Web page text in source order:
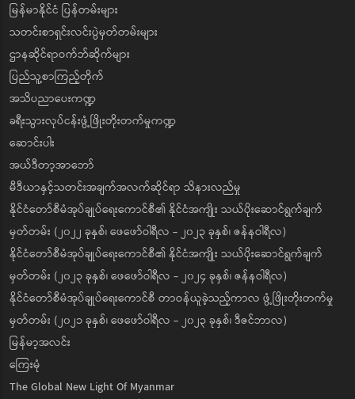
မြန်မာနိုင်ငံ ပြန်တမ်းများ
သတင်းစာရှင်းလင်းပွဲမှတ်တမ်းများ
ဌာနဆိုင်ရာဝက်ဘ်ဆိုက်များ
ပြည်သူ့စာကြည့်တိုက်
အသိပညာပေးကဏ္ဍ
ခရီးသွားလုပ်ငန်းဖွံ့ဖြိုးတိုးတက်မှုကဏ္ဍ
ဆောင်းပါး
အယ်ဒီတာ့အာဘော်
မီဒီယာနှင့်သတင်းအချက်အလက်ဆိုင်ရာ သိနားလည်မှု
နိုင်ငံတော်စီမံအုပ်ချုပ်ရေးကောင်စီ၏ နိုင်ငံအကျိုး သယ်ပိုးဆောင်ရွက်ချက်
မှတ်တမ်း (၂၀၂၂ ခုနှစ်၊ ဖေဖော်ဝါရီလ - ၂၀၂၃ ခုနှစ်၊ ဇန်နဝါရီလ)
နိုင်ငံတော်စီမံအုပ်ချုပ်ရေးကောင်စီ၏ နိုင်ငံအကျိုး သယ်ပိုးဆောင်ရွက်ချက်
မှတ်တမ်း (၂၀၂၃ ခုနှစ်၊ ဖေဖော်ဝါရီလ - ၂၀၂၄ ခုနှစ်၊ ဇန်နဝါရီလ)
နိုင်ငံတော်စီမံအုပ်ချုပ်ရေးကောင်စီ တာဝန်ယူခဲ့သည့်ကာလ ဖွံ့ဖြိုးတိုးတက်မှု
မှတ်တမ်း (၂၀၂၁ ခုနှစ်၊ ဖေဖော်ဝါရီလ - ၂၀၂၃ ခုနှစ်၊ ဒီဇင်ဘာလ)
မြန်မာ့အလင်း
ကြေးမုံ
The Global New Light Of Myanmar